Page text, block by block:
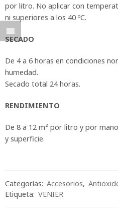
por litro. No aplicar con
ni superiores a los 40 ºC.
SECADO
De 4 a 6 horas en condiciones
humedad.
Secado total 24 horas.
RENDIMIENTO
De 8 a 12 m² por litro y por
y superficie.
Categorías: Accesorios,
Etiqueta: VENIER